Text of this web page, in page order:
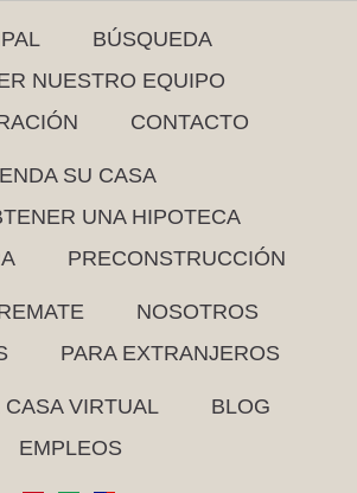
BÚSQUEDA
NUESTRO EQUIPO
CONTACTO
SU CASA
UNA HIPOTECA
PRECONSTRUCCIÓN
NOSOTROS
PARA EXTRANJEROS
VIRTUAL
BLOG
EMPLEOS